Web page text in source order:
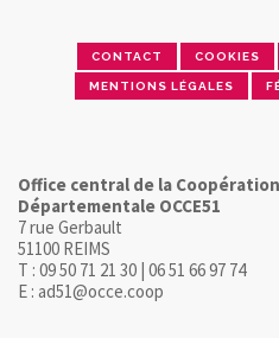
CONTACT COOKIES
MENTIONS LÉGALES
Office central de la
Départementale OCCE51
7 rue Gerbault
51100 REIMS
T : 09 50 71 21 30 | 06 51 66 97 74
E : ad51@occe.coop